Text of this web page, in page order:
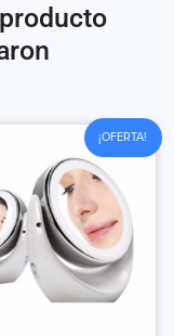
¡OFERTA!